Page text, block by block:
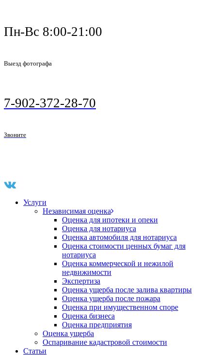
Пн-Вс 8:00-21:00
Выезд фотографа
7-902-372-28-70
Звоните
Услуги
Независимая оценка
Оценка для ипотеки и опеки
Оценка для нотариуса
Оценка автомобиля для нотариуса
Оценка стоимости ценных бумаг для
нотариуса
Оценка коммерческой и нежилой
недвижимости
Экспертиза
Оценка ущерба после залива квартиры
Оценка ущерба после пожара
Оценка при имущественном споре
Оценка бизнеса
Оценка предприятия
Оценка ущерба
Оспаривание кадастровой стоимости
Статьи